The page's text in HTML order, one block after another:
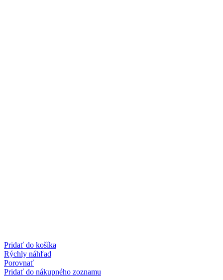
Pridať do košíka
Rýchly náhľad
Porovnať
Pridať do nákupného zoznamu